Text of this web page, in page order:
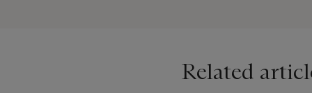
Related